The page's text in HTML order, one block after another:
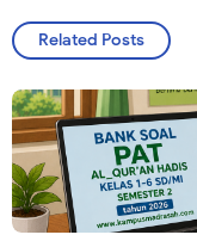
Related Posts